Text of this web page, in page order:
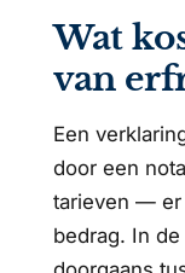
Wat
van
Een
door een
tarieven — er
bedrag. In